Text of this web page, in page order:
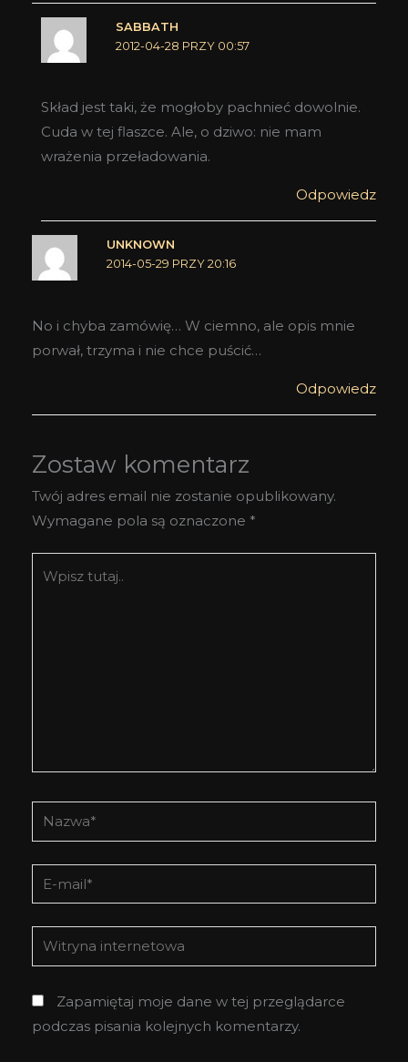
SABBATH
2012-04-28 PRZY 00:57
Skład jest taki, że mogłoby pachnieć dowolnie.
Cuda w tej flaszce. Ale, o dziwo: nie mam
wrażenia przeładowania.
Odpowiedz
UNKNOWN
2014-05-29 PRZY 20:16
No i chyba zamówię… W ciemno, ale opis mnie
porwał, trzyma i nie chce puścić…
Odpowiedz
Zostaw komentarz
Twój adres email nie zostanie opublikowany.
Wymagane pola są oznaczone *
tutaj..
Nazwa*
E-
mail*
Witryna
internetowa
Zapamiętaj moje dane w tej przeglądarce
podczas pisania kolejnych komentarzy.